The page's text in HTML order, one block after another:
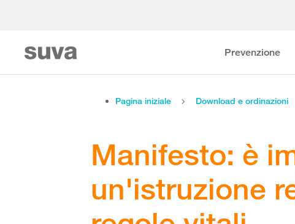
Prevenzione
Pagina iniziale Download e ordinazioni
Manifesto: è
un'istruzione